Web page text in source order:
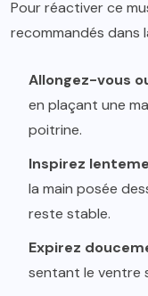
Pour réactiver ce
recommandés dans
Allongez-vous
en plaçant une
poitrine.
Inspirez
la main posée
reste stable.
Expirez
sentant le ventre